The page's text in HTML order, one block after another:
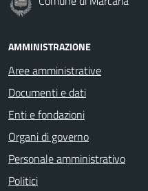
AMMINISTRAZIONE
Aree amministrative
Documenti e dati
Enti e fondazioni
Organi di governo
Personale amministrativo
Politici